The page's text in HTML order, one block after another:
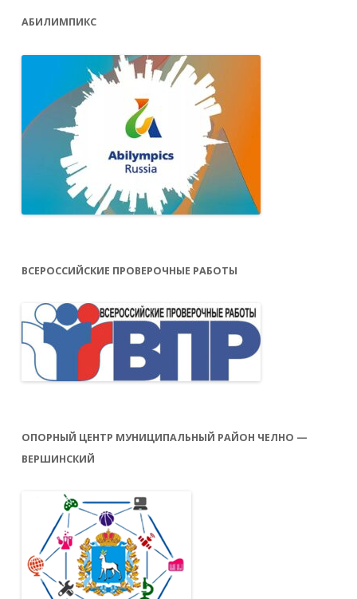
АБИЛИМПИКС
ВСЕРОССИЙСКИЕ ПРОВЕРОЧНЫЕ РАБОТЫ
ОПОРНЫЙ ЦЕНТР МУНИЦИПАЛЬНЫЙ РАЙОН ЧЕЛНО —
ВЕРШИНСКИЙ